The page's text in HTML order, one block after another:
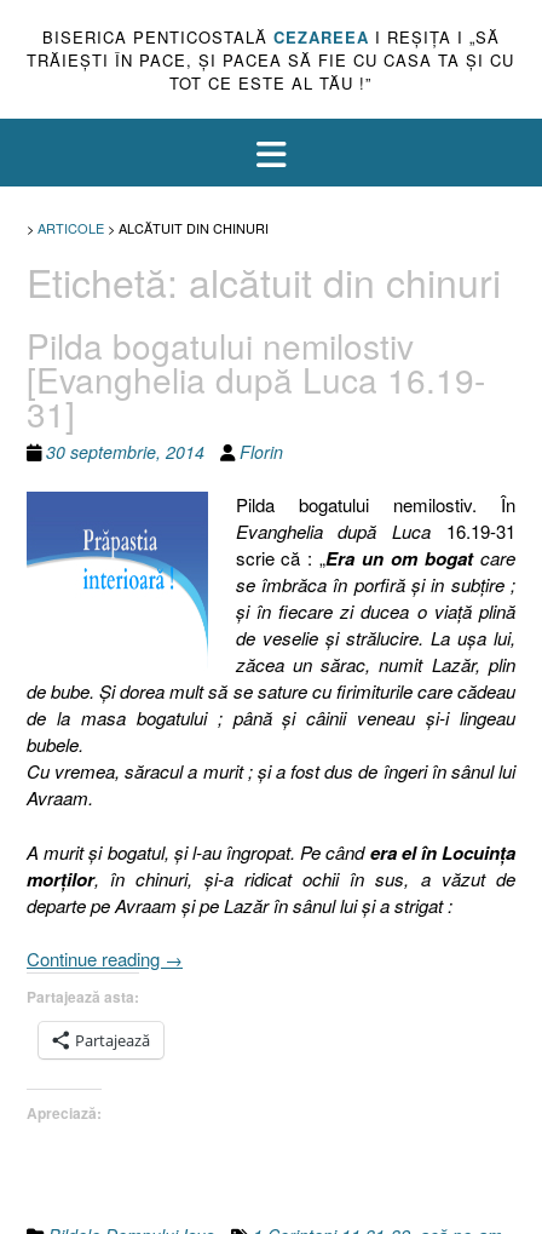
BISERICA PENTICOSTALĂ CEZAREEA I REŞIŢA I „SĂ
TRĂIEŞTI ÎN PACE, ŞI PACEA SĂ FIE CU CASA TA ŞI CU
TOT CE ESTE AL TĂU !”
> ARTICOLE > ALCĂTUIT DIN CHINURI
Etichetă: alcătuit din chinuri
Pilda bogatului nemilostiv
[Evanghelia după Luca 16.19-
31]
30 septembrie, 2014 Florin
Pilda bogatului nemilostiv. În
Evanghelia după Luca 16.19-31
scrie că : „Era un om bogatcare
se îmbrăca în porfiră şi in subţire ;
şi în fiecare zi ducea o viaţă plină
de veselie şi strălucire. La uşa lui,
zăcea un sărac, numit Lazăr, plin
de bube. Şi dorea mult să se sature cu firimiturile care cădeau
de la masa bogatului ; până şi câinii veneau şi-i lingeau
bubele.
Cu vremea, săracul a murit ; şi a fost dus de îngeri în sânul lui
Avraam.
A murit şi bogatul, şi l-au îngropat. Pe cândera el în Locuinţa
morţilor, în chinuri, şi-a ridicat ochii în sus, a văzut de
departe pe Avraam şi pe Lazăr în sânul lui şi a strigat :
Continue reading „Pilda
după
→
Partajează asta:
Partajează
Apreciază: